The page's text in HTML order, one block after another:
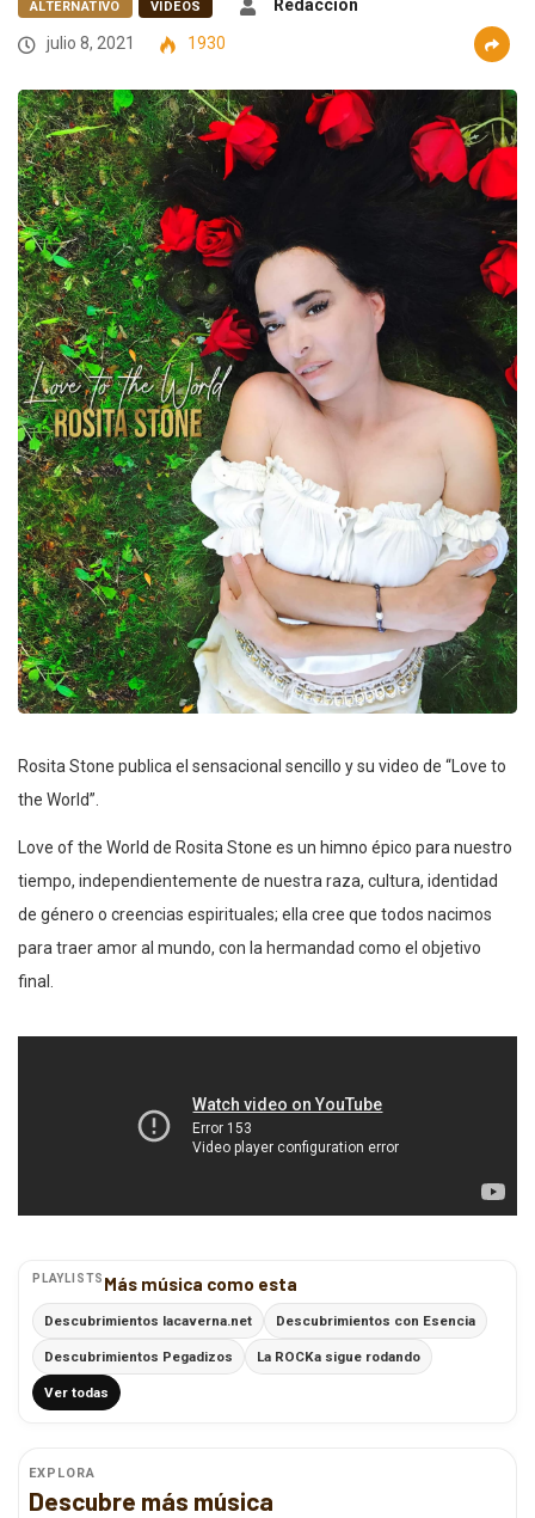
ALTERNATIVO VIDEOS
Redacción
julio 8, 2021
1930
Rosita Stone publica el sensacional sencillo y su video de “Love to
the World”.
Love of the World de Rosita Stone es un himno épico para nuestro
tiempo, independientemente de nuestra raza, cultura, identidad
de género o creencias espirituales; ella cree que todos nacimos
para traer amor al mundo, con la hermandad como el objetivo
final.
PLAYLISTS Más música como esta
Descubrimientos lacaverna.net Descubrimientos con Esencia
Descubrimientos Pegadizos La ROCKa sigue rodando
Ver todas
EXPLORA
Descubre más música